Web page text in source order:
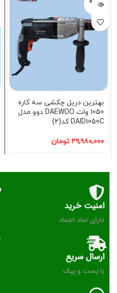
شده
بهترین دریل چکشی سه کاره
1050 وات DAEWOO دوو مدل
DAID1050C کد(2)
۲۹,۹۸۰,۰۰۰ تومان
امنیت خرید
دارای نماد اعتماد
ارسال سریع
با پست و پیک